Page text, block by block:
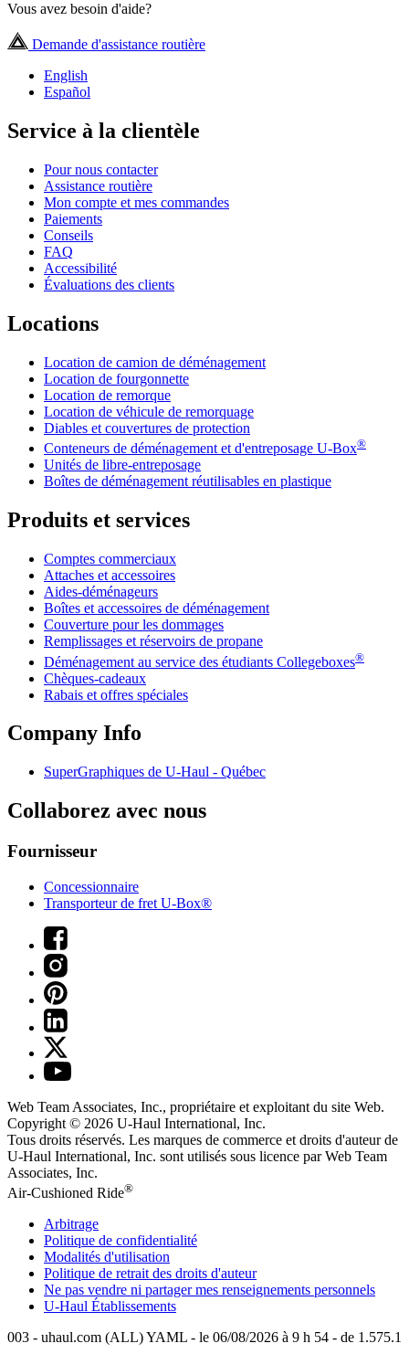
Vous avez besoin d'aide?
Demande d'assistance routière
English
Español
Service à la clientèle
Pour nous contacter
Assistance routière
Mon compte et mes commandes
Paiements
Conseils
FAQ
Accessibilité
Évaluations des clients
Locations
Location de camion de déménagement
Location de fourgonnette
Location de remorque
Location de véhicule de remorquage
Diables et couvertures de protection
Conteneurs de déménagement et d'entreposage U-Box®
Unités de libre-entreposage
Boîtes de déménagement réutilisables en plastique
Produits et services
Comptes commerciaux
Attaches et accessoires
Aides-déménageurs
Boîtes et accessoires de déménagement
Couverture pour les dommages
Remplissages et réservoirs de propane
Déménagement au service des étudiants Collegeboxes®
Chèques-cadeaux
Rabais et offres spéciales
Company Info
SuperGraphiques de U-Haul - Québec
Collaborez avec nous
Fournisseur
Concessionnaire
Transporteur de fret U-Box®
Web Team Associates, Inc., propriétaire et exploitant du site Web.
Copyright © 2026 U-Haul International, Inc.
Tous droits réservés. Les marques de commerce et droits d'auteur de
U-Haul International, Inc. sont utilisés sous licence par Web Team
Associates, Inc.
Air-Cushioned Ride®
Arbitrage
Politique de confidentialité
Modalités d'utilisation
Politique de retrait des droits d'auteur
Ne pas vendre ni partager mes renseignements personnels
U-Haul Établissements
003 - uhaul.com (ALL) YAML - le 06/08/2026 à 9 h 54 - de 1.575.1